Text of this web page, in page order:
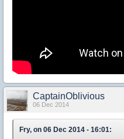
CaptainOblivious
06 Dec 2014
Fry, on 06 Dec 2014 - 16:01: